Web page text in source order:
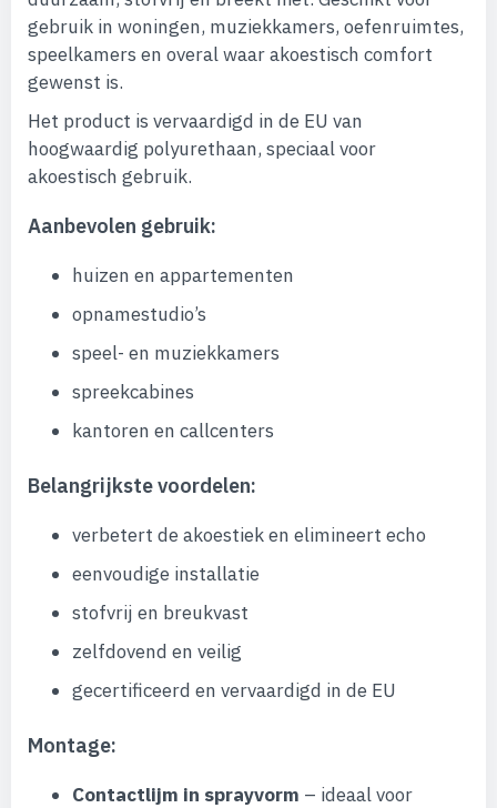
gebruik in woningen, muziekkamers, oefenruimtes,
speelkamers en overal waar akoestisch comfort
gewenst is.
Het product is vervaardigd in de EU van
hoogwaardig polyurethaan, speciaal voor
akoestisch gebruik.
Aanbevolen gebruik:
huizen en appartementen
opnamestudio’s
speel- en muziekkamers
spreekcabines
kantoren en callcenters
Belangrijkste voordelen:
verbetert de akoestiek en elimineert echo
eenvoudige installatie
stofvrij en breukvast
zelfdovend en veilig
gecertificeerd en vervaardigd in de EU
Montage:
Contactlijm in sprayvorm – ideaal voor